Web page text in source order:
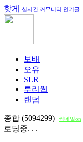
핫게 실시간 커뮤니티 인기글
보배
오유
SLR
루리웹
랜덤
종합 (5094299) 썸네일on
로딩중. . .